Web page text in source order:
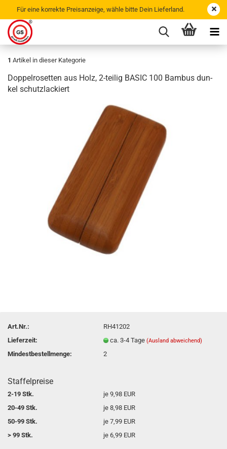
Für eine korrekte Preisanzeige, wähle bitte Dein Lieferland.
1 Artikel in dieser Kategorie
Dop­pel­ro­set­ten aus Holz, 2-​teilig BASIC 100 Bam­bus dun­
kel schutz­la­ckiert
Art.Nr.:
RH41202
Lieferzeit:
ca. 3-4 Tage(Ausland abweichend)
Mindestbestellmenge: 2
Staffelpreise
2-19 Stk.
je 9,98 EUR
20-49 Stk.
je 8,98 EUR
50-99 Stk.
je 7,99 EUR
> 99 Stk.
je 6,99 EUR